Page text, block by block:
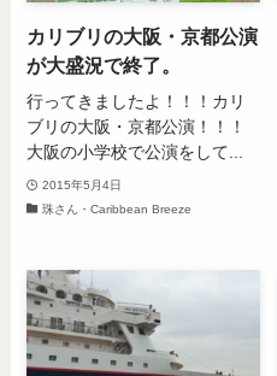
カリブリの大阪・京都公演
が大盛況で終了。
行ってきましたよ！！！カリ
ブリの大阪・京都公演！！！
大阪の小学校で公演をして...
2015年5月4日
珠さん・Caribbean Breeze